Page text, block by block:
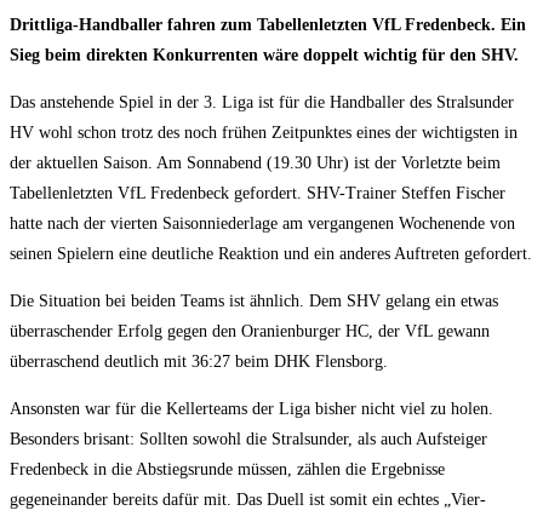
Drittliga-Handballer fahren zum Tabellenletzten VfL Fredenbeck. Ein
Sieg beim direkten Konkurrenten wäre doppelt wichtig für den SHV.
Das anstehende Spiel in der 3. Liga ist für die Handballer des Stralsunder
HV wohl schon trotz des noch frühen Zeitpunktes eines der wichtigsten in
der aktuellen Saison. Am Sonnabend (19.30 Uhr) ist der Vorletzte beim
Tabellenletzten VfL Fredenbeck gefordert. SHV-Trainer Steffen Fischer
hatte nach der vierten Saisonniederlage am vergangenen Wochenende von
seinen Spielern eine deutliche Reaktion und ein anderes Auftreten gefordert.
Die Situation bei beiden Teams ist ähnlich. Dem SHV gelang ein etwas
überraschender Erfolg gegen den Oranienburger HC, der VfL gewann
überraschend deutlich mit 36:27 beim DHK Flensborg.
Ansonsten war für die Kellerteams der Liga bisher nicht viel zu holen.
Besonders brisant: Sollten sowohl die Stralsunder, als auch Aufsteiger
Fredenbeck in die Abstiegsrunde müssen, zählen die Ergebnisse
gegeneinander bereits dafür mit. Das Duell ist somit ein echtes „Vier-